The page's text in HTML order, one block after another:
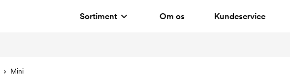
Sortiment Om os Kundeservice
Mini